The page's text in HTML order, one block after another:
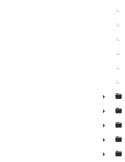
►
►
►
►